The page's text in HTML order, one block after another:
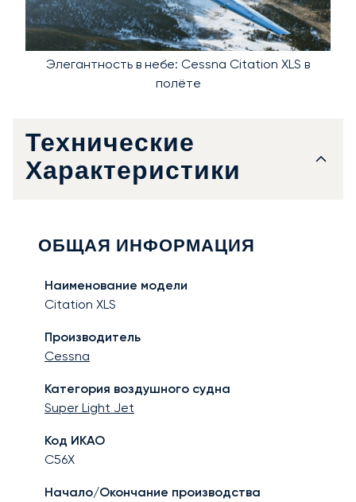
Элегантность в небе: Cessna Citation XLS в
полёте
Технические
Характеристики
ОБЩАЯ ИНФОРМАЦИЯ
Наименование модели
Citation XLS
Производитель
Cessna
Категория воздушного судна
Super Light Jet
Код ИКАО
C56X
Начало/Окончание производства